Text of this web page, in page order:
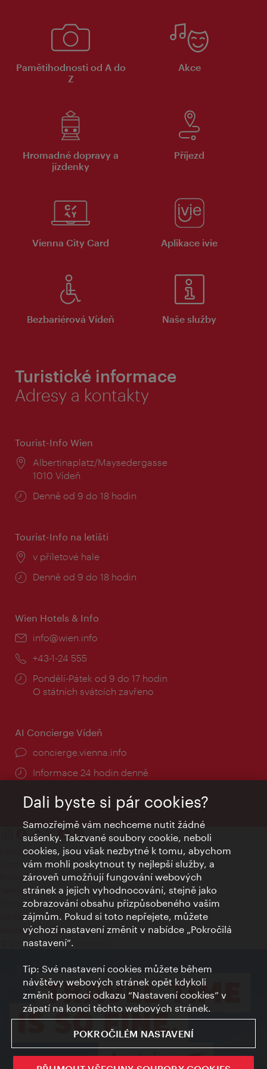
Pamětihodnosti od A do
Z
Akce
Hromadné dopravy a
jízdenky
Příjezd
Vienna City Card Aplikace ivie
Bezbariérová Vídeň Naše služby
Turistické informace
Adresy a kontakty
Tourist-Info Wien
Místo:
Albertinaplatz/Maysedergasse
1010 Vídeň
Provozní
Denně od 9 do 18 hodin
Tourist-Info na letišti
Místo:
v příletové hale
Provozní
Denně od 9 do 18 hodin
Wien Hotels & Info
E-
info@wien.info
Telefon:
+43-1-24 555
Provozní
doba:
Pondělí-Pátek od 9 do 17 hodin
O státních svátcích zavřeno
AI Concierge Vídeň
concierge.vienna.info
Informace 24 hodin denně
Kontakty
Credits
Prohlášení o ochraně osobních údajů
Terms of Use
Přístupnost
Kontakt pro tisk
Nastavení cookies
© Copyright Wien Tourismus
Dali byste si pár cookies?
Samozřejmě vám nechceme nutit žádné
sušenky. Takzvané soubory cookie, neboli
cookies, jsou však nezbytné k tomu, abychom
vám mohli poskytnout ty nejlepší služby, a
zároveň umožňují fungování webových
stránek a jejich vyhodnocování, stejně jako
zobrazování obsahu přizpůsobeného vašim
zájmům. Pokud si toto nepřejete, můžete
výchozí nastavení změnit v nabídce „Pokročilá
nastavení“.
Tip: Své nastavení cookies můžete během
návštěvy webových stránek opět kdykoli
změnit pomocí odkazu “Nastavení cookies” v
zápatí na konci těchto webových stránek.
POKROČILÉM NASTAVENÍ